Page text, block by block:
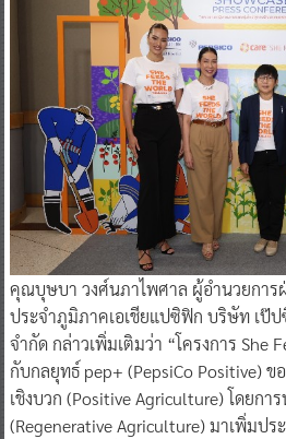
คุณบุษบา วงศ์นภาไพศาล ผู้อำนวยการ
ประจำภูมิภาคเอเชียแปซิฟิก บริษัท เป๊ป
จำกัด กล่าวเพิ่มเติมว่า “โครงการ She
กับกลยุทธ์ pep+ (PepsiCo Positive) ข
เชิงบวก (Positive Agriculture) โดยก
(Regenerative Agriculture) มาเพิ่มป